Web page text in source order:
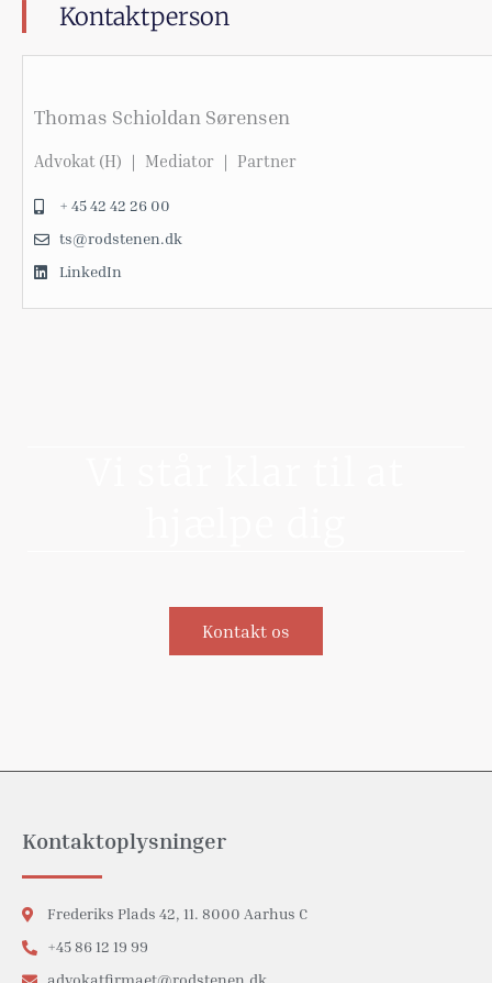
Kontaktperson
Thomas Schioldan Sørensen
Advokat (H) ｜ Mediator ｜ Partner
+ 45 42 42 26 00
ts@rodstenen.dk
LinkedIn
Kontakt os
Kontaktoplysninger
Frederiks Plads 42, 11. 8000 Aarhus C
+45 86 12 19 99